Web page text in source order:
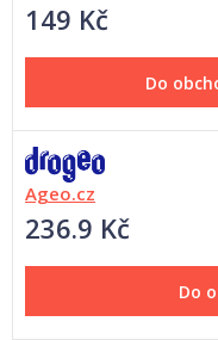
149 Kč
Do
Ageo.cz
236.9 Kč
Do